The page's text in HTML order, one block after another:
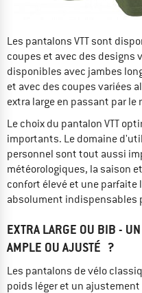
Les pantalons VTT sont
coupes et avec des designs
disponibles avec jambes
et avec des coupes variées
extra large en passant par
Le choix du pantalon VTT
importants. Le domaine
personnel sont tout aussi
météorologiques, la saison
confort élevé et une
absolument indispensables
EXTRA LARGE OU BIB -
AMPLE OU AJUSTÉ ?
Les pantalons de vélo
poids léger et un